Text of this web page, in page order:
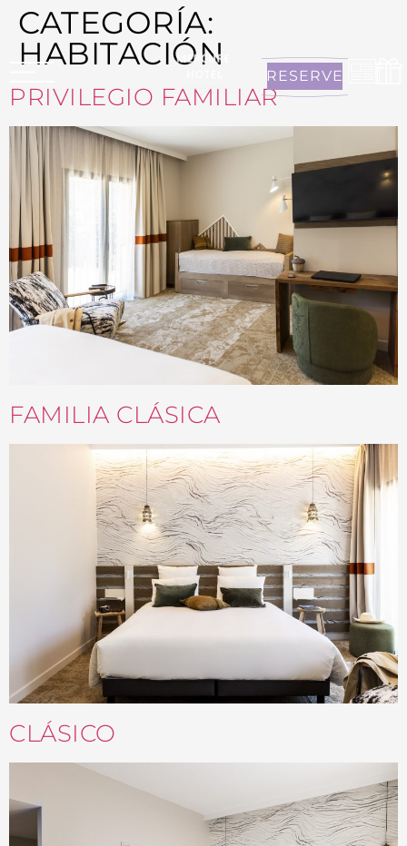
RESERVE
CATEGORÍA:
HABITACIÓN
PRIVILEGIO FAMILIAR
FAMILIA CLÁSICA
CLÁSICO